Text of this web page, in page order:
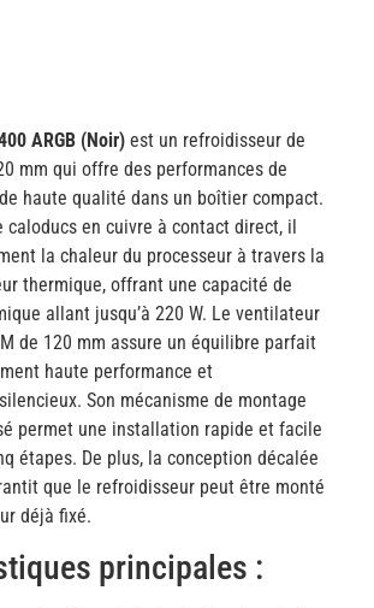
ARGB (Noir) est un refroidisseur de
mm qui offre des performances de
haute qualité dans un boîtier compact.
caloducs en cuivre à contact direct, il
la chaleur du processeur à travers la
thermique, offrant une capacité de
allant jusqu’à 220 W. Le ventilateur
de 120 mm assure un équilibre parfait
haute performance et
Son mécanisme de montage
permet une installation rapide et facile
étapes. De plus, la conception décalée
que le refroidisseur peut être monté
déjà fixé.
principales :